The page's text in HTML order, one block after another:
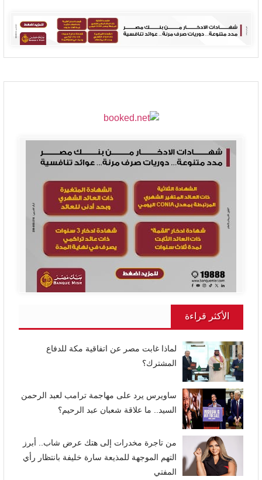
الأكثر قراءة
لماذا غابت مصر عن اتفاقية مكة للدفاع
المشترك؟
ساويرس يرد على مهاجمة ترامب لعبد الرحمن
السيد.. ما علاقة شعبان عبد الرحيم؟
من تاجرة مخدرات إلى هتك عرض شاب.. أبرز
التهم الموجهة للمذيعة سارة خليفة بانتظار رأي
المفتي